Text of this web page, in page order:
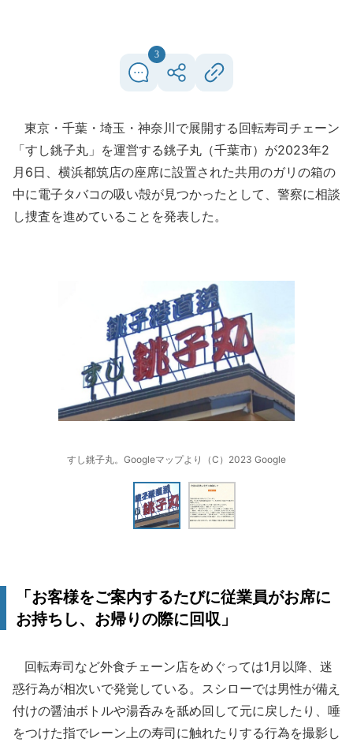
3
東京・千葉・埼玉・神奈川で展開する回転寿司チェーン
「すし銚子丸」を運営する銚子丸（千葉市）が2023年2
月6日、横浜都筑店の座席に設置された共用のガリの箱の
中に電子タバコの吸い殻が見つかったとして、警察に相談
し捜査を進めていることを発表した。
すし銚子丸。Googleマップより（C）2023 Google
「お客様をご案内するたびに従業員がお席に
お持ちし、お帰りの際に回収」
回転寿司など外食チェーン店をめぐっては1月以降、迷
惑行為が相次いで発覚している。スシローでは男性が備え
付けの醤油ボトルや湯呑みを舐め回して元に戻したり、唾
をつけた指でレーン上の寿司に触れたりする行為を撮影し